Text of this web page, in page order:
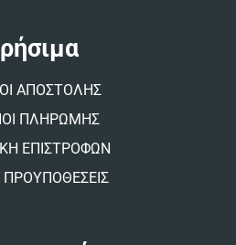
ΑΠΟΣΤΟΛΗΣ
ΠΛΗΡΩΜΗΣ
ΕΠΙΣΤΡΟΦΩΝ
ΠΡΟΥΠΟΘΕΣΕΙΣ